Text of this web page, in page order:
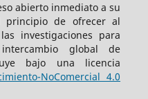
abierto inmediato a su
principio de ofrecer al
investigaciones para
global de
bajo una licencia
NoComercial 4.0